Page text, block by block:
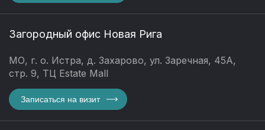
Загородный офис Новая Рига
МО, г. о. Истра, д. Захарово, ул. Заречная, 45А,
стр. 9, ТЦ Estate Mall
Записаться на визит